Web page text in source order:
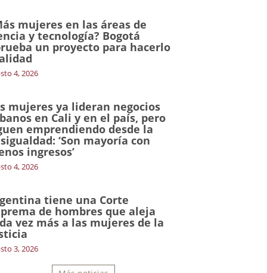
mujeres en las áreas de
y tecnología? Bogotá
un proyecto para hacerlo
4, 2026
mujeres ya lideran negocios
en Cali y en el país, pero
emprendiendo desde la
‘Son mayoría con
ingresos’
4, 2026
tiene una Corte
de hombres que aleja
vez más a las mujeres de la
3, 2026